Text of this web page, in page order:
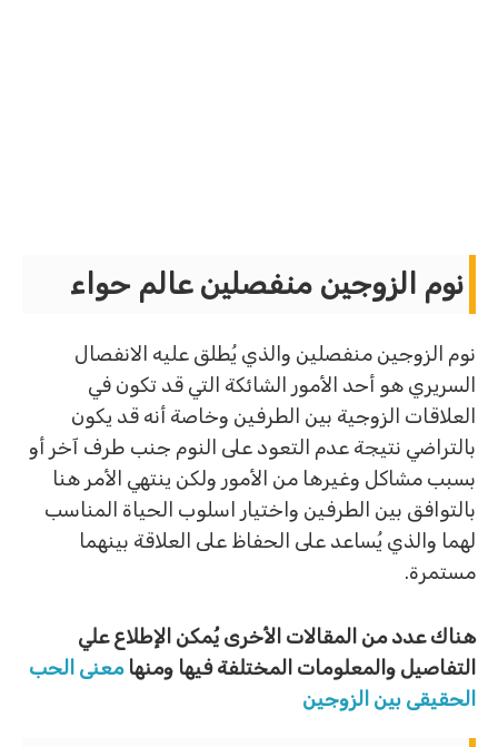
نوم الزوجين منفصلين عالم حواء
نوم الزوجين منفصلين والذي يُطلق عليه الانفصال
السريري هو أحد الأمور الشائكة التي قد تكون في
العلاقات الزوجية بين الطرفين وخاصة أنه قد يكون
بالتراضي نتيجة عدم التعود على النوم جنب طرف آخر أو
بسبب مشاكل وغيرها من الأمور ولكن ينتهي الأمر هنا
بالتوافق بين الطرفين واختيار اسلوب الحياة المناسب
لهما والذي يُساعد على الحفاظ على العلاقة بينهما
مستمرة.
هناك عدد من المقالات الأخرى يُمكن الإطلاع علي
التفاصيل والمعلومات المختلفة فيها ومنهامعنى الحب
الحقيقى بين الزوجين